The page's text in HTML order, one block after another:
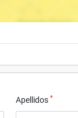
Apellidos *